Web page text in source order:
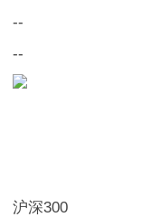
--
--
沪深300